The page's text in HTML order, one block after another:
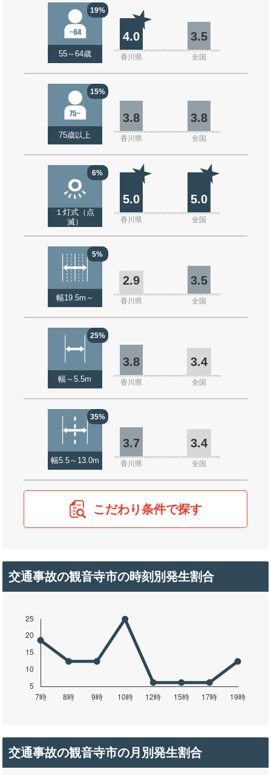
19%
55～64歳
4.0 3.5
香川県 全国
15%
75歳以上
3.8 3.8
香川県 全国
6%
１灯式（点
滅）
5.0 5.0
香川県 全国
5%
幅19.5m～
2.9 3.5
香川県 全国
25%
幅～5.5m
3.8 3.4
香川県 全国
35%
幅5.5～13.0m
3.7 3.4
香川県 全国
こだわり条件で探す
交通事故の観音寺市の時刻別発生割合
交通事故の観音寺市の月別発生割合